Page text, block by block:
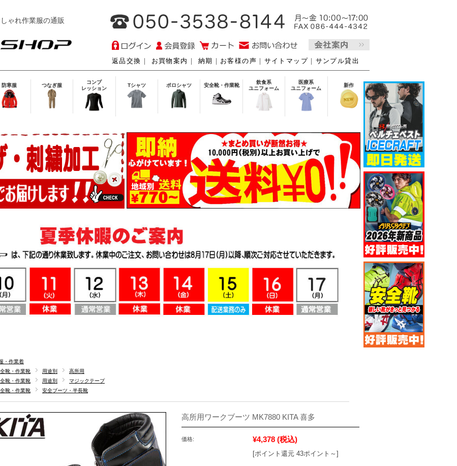
ゃれ作業服の通販
返品交換 ｜ お買物案内 ｜ 納期 ｜ お客様の声 ｜ サイトマップ ｜ サンプル貸出
防寒服 つなぎ服
コンプ
レッション
Tシャツ ポロシャツ 安全靴・作業靴
飲食系
ユニフォーム
医療系
ユニフォーム
新作
・作業着
靴・作業靴
用途別
高所用
靴・作業靴
用途別
マジックテープ
靴・作業靴
安全ブーツ・半長靴
高所用ワークブーツ MK7880 KITA 喜多
価格: ¥4,378 (税込)
[ポイント還元 43ポイント～]